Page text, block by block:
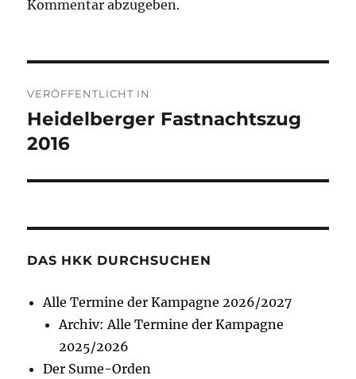
Kommentar abzugeben.
VERÖFFENTLICHT IN
Heidelberger Fastnachtszug
2016
DAS HKK DURCHSUCHEN
Alle Termine der Kampagne 2026/2027
Archiv: Alle Termine der Kampagne
2025/2026
Der Sume-Orden